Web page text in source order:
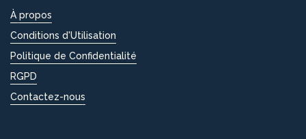
À propos
Conditions d'Utilisation
Politique de Confidentialité
RGPD
Contactez-nous